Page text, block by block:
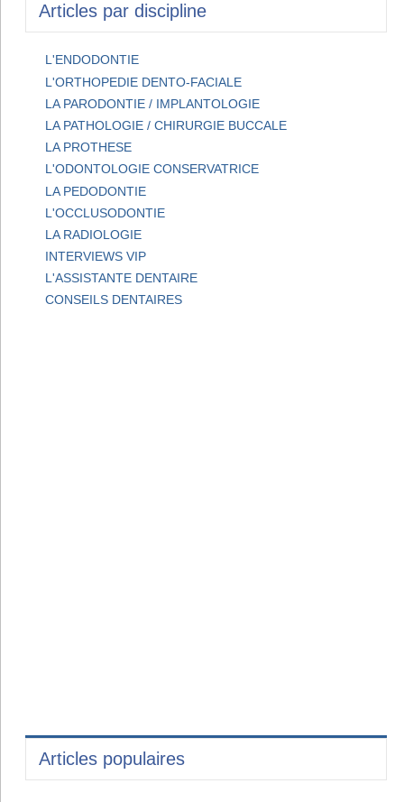
Articles par discipline
L'ENDODONTIE
L'ORTHOPEDIE DENTO-FACIALE
LA PARODONTIE / IMPLANTOLOGIE
LA PATHOLOGIE / CHIRURGIE BUCCALE
LA PROTHESE
L'ODONTOLOGIE CONSERVATRICE
LA PEDODONTIE
L'OCCLUSODONTIE
LA RADIOLOGIE
INTERVIEWS VIP
L'ASSISTANTE DENTAIRE
CONSEILS DENTAIRES
Articles populaires